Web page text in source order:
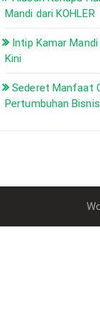
Mandi dari KOHLER
Intip Kamar
Kini
Sederet Manfaat
Pertumbuhan Bisnis